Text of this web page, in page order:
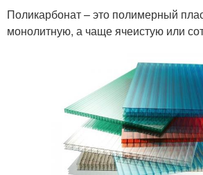
Поликарбонат – это полимерный
монолитную, а чаще ячеистую или